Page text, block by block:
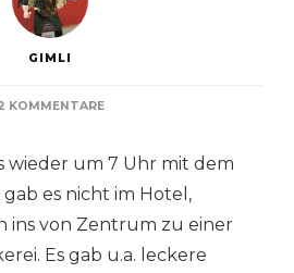
GIMLI
KOMMENTAREZU
RUND
ANTSIRABE
wieder um 7 Uhr mit dem
es nicht im Hotel,
ins von Zentrum zu einer
Es gab u.a. leckere